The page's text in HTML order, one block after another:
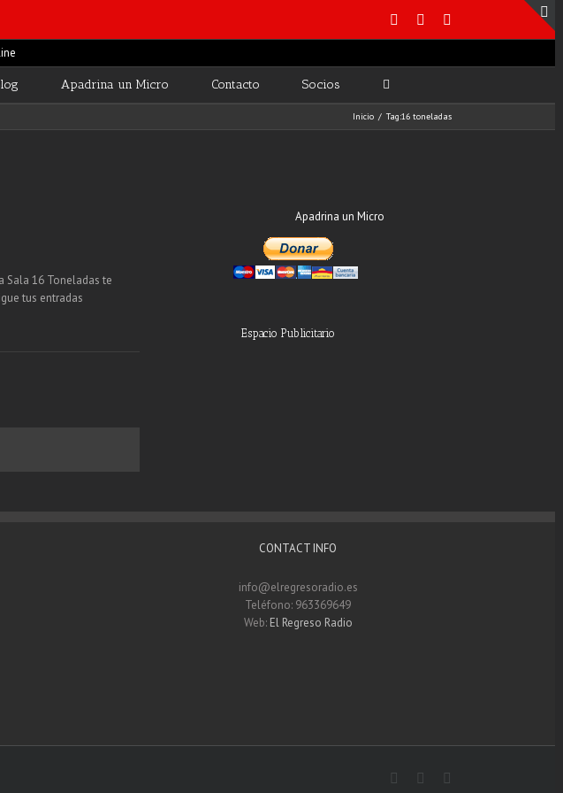
Apadrina un Micro Contacto Socios
Inicio / Tag:16 toneladas
Sala 16 Toneladas te
tus entradas
Apadrina un Micro
Espacio Publicitario
CONTACT INFO
info@elregresoradio.es
Teléfono: 963369649
Web: El Regreso Radio